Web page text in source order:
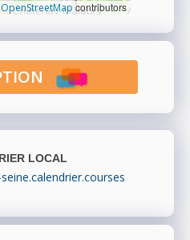
OpenStreetMapcontributors
LOCAL